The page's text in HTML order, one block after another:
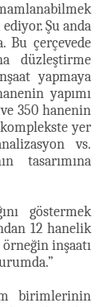
Şu anda
Bu çerçevede
düzleştirme
yapmaya
yapımı
350 hanenin
yer
vs.
tasarımına
göstermek
12 hanelik
inşaatı
birimlerinin